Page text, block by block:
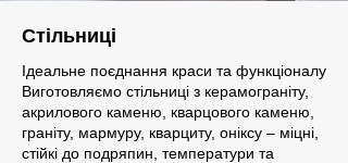
Стільниці
Ідеальне поєднання краси та функціоналу
Виготовляємо стільниці з керамограніту,
акрилового каменю, кварцового каменю,
граніту, мармуру, кварциту, оніксу – міцні,
стійкі до подряпин, температури та